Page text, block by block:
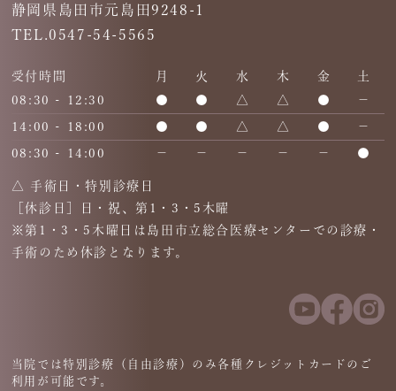
静岡県島田市元島田9248-1
TEL.0547-54-5565
受付時間 月 火 水 木 金
土
08:30 - 12:30
● ● △ △ ● －
14:00 - 18:00 ● ● △ △ ● －
08:30 - 14:00 － － － － － ●
△ 手術日・特別診療日
［休診日］日・祝、第1・3・5木曜
※第1・3・5木曜日は島田市立総合医療センターでの診療・
手術のため休診となります。
当院では特別診療（自由診療）のみ各種クレジットカードのご
利用が可能です。